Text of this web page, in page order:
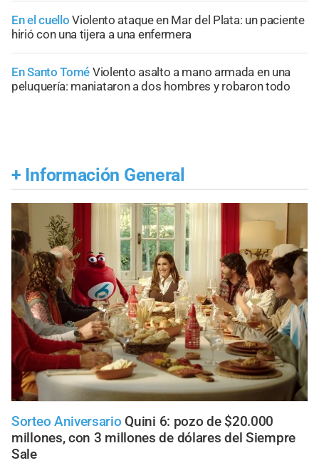
En el cuello Violento ataque en Mar del Plata: un paciente
hirió con una tijera a una enfermera
En Santo Tomé Violento asalto a mano armada en una
peluquería: maniataron a dos hombres y robaron todo
+ Información General
Sorteo Aniversario Quini 6: pozo de $20.000
millones, con 3 millones de dólares del Siempre
Sale